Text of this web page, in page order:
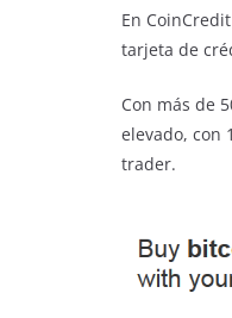
En
tarjeta de
Con más de
elevado, con
trader.